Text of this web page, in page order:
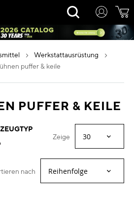
Rechercher
werkstattausrüstung
puffer & keile
PUFFER & KEILE
Zeige
nach